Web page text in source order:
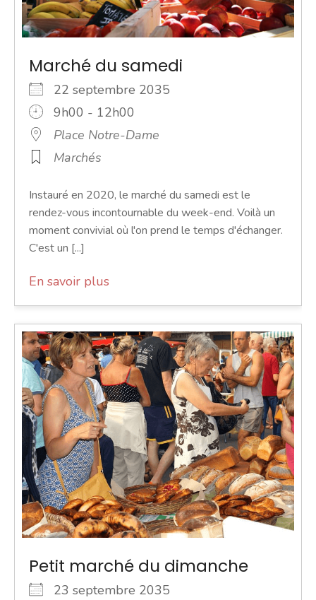
Marché du samedi
22 septembre 2035
9h00 - 12h00
Place Notre-Dame
Marchés
Instauré en 2020, le marché du samedi est le
rendez-vous incontournable du week-end. Voilà un
moment convivial où l'on prend le temps d'échanger.
C'est un [...]
En savoir plus
Petit marché du dimanche
23 septembre 2035